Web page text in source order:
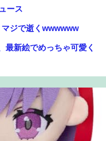
ース
マジで逝くwwwwww
最新絵でめっちゃ可愛く
ついに判明かｗｗｗｗ：